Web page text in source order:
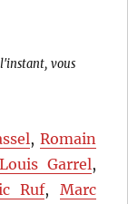
vous
, Romain
Louis Garrel,
Ruf, Marc